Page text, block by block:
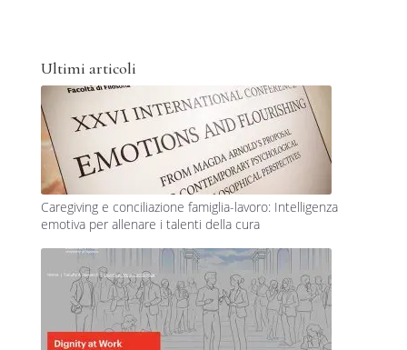
Ultimi articoli
Caregiving e conciliazione famiglia-lavoro: Intelligenza
emotiva per allenare i talenti della cura